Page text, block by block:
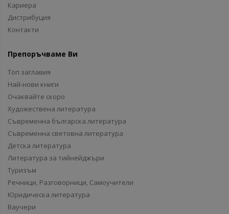
Кариера
Дистрибуция
Контакти
Препоръчваме Ви
Топ заглавия
Най-нови книги
Очаквайте скоро
Художествена литература
Съвременна българска литература
Съвременна световна литература
Детска литература
Литература за тийнейджъри
Туризъм
Речници, Разговорници, Самоучители
Юридическа литература
Ваучери